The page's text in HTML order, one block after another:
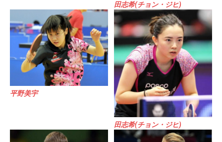
田志希(チョン・ジヒ)
平野美宇
田志希(チョン・ジヒ)